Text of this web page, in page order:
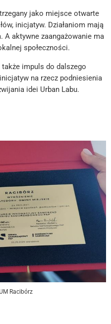
jako miejsce otwarte
inicjatyw. Działaniom mają
A aktywne zaangażowanie ma
społeczności.
impuls do dalszego
na rzecz podniesienia
idei Urban Labu.
Racibórz